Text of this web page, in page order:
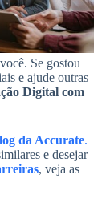
Se gostou
e ajude outras
Digital com
da Accurate.
e desejar
, veja as